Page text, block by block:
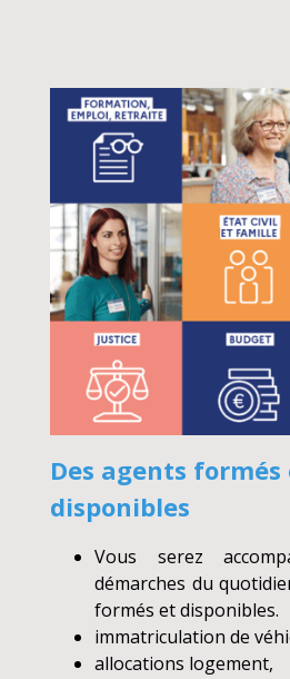
Des agents formés
disponibles
Vous serez
démarches du
formés et disponibles.
immatriculation de
allocations logement,